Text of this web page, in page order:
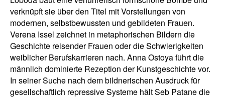
verknüpft sie über den Titel mit Vorstellungen von
modernen, selbstbewussten und gebildeten Frauen.
Verena Issel zeichnet in metaphorischen Bildern die
Geschichte reisender Frauen oder die Schwierigkeiten
weiblicher Berufskarrieren nach. Anna Ostoya führt die
männlich dominierte Rezeption der Kunstgeschichte vor.
In seiner Suche nach dem bildnerischen Ausdruck für
gesellschaftlich repressive Systeme hält Seb Patane die